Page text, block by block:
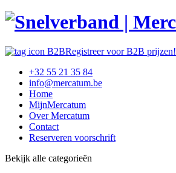
Registreer voor B2B prijzen!
+32 55 21 35 84
info@mercatum.be
Home
MijnMercatum
Over Mercatum
Contact
Reserveren voorschrift
Bekijk alle categorieën